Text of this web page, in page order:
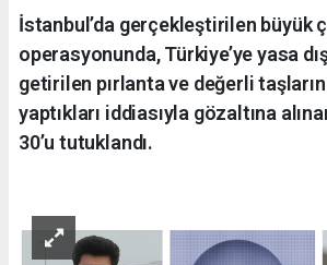
İstanbul’da gerçekleştirilen büyük
operasyonunda, Türkiye’ye yasa
getirilen pırlanta ve değerli
yaptıkları iddiasıyla gözaltına
30’u tutuklandı.